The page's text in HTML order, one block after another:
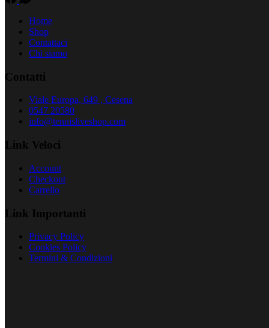
Home
Shop
Contattaci
Chi siamo
Contatti
Viale Europa, 649 , Cesena
0547 20580
info@tennisliveshop.com
Link Veloci
Account
Checkout
Carrello
Link Importanti
Privacy Policy
Cookies Policy
Termini & Condizioni